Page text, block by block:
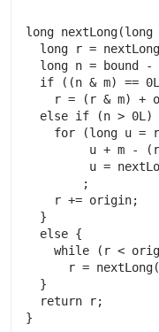
long
long r =
long n = bound -
if ((n & m) ==
r = (r & m) +
else if (n > 0L)
for (long u =
u + m -
u =
         ;
     r += origin;
   }
else {
while (r <
r =
   }
   return r;
}